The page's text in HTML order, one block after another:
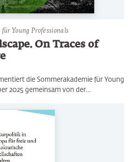
Young Professionals
On Traces of
die Sommerakademie für Young
2025 gemeinsam von der…